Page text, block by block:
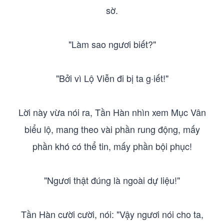
sờ.
"Làm sao ngươi biết?"
"Bởi vì Lộ Viễn đi bị ta g·iết!"
Lời này vừa nói ra, Tần Hàn nhìn xem Mục Vân
biểu lộ, mang theo vài phần rung động, mấy
phần khó có thể tin, mấy phần bội phục!
"Ngươi thật đúng là ngoài dự liệu!"
Tần Hàn cười cười, nói: "Vậy ngươi nói cho ta,